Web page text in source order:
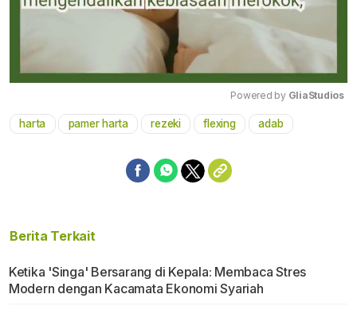
Mute
Powered by GliaStudios
harta pamer harta rezeki flexing adab
Berita Terkait
Ketika 'Singa' Bersarang di Kepala: Membaca Stres
Modern dengan Kacamata Ekonomi Syariah